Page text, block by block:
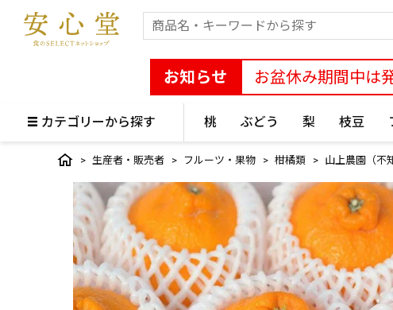
お知らせ お盆休み期間中は
カテゴリーから探す 桃 ぶどう 梨 枝豆
生産者・販売者 フルーツ・果物 柑橘類 山上農園（不